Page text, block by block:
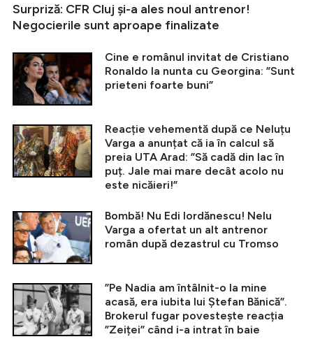
Surpriză: CFR Cluj și-a ales noul antrenor!
Negocierile sunt aproape finalizate
Cine e românul invitat de Cristiano
Ronaldo la nunta cu Georgina: ”Sunt
prieteni foarte buni”
Reacție vehementă după ce Neluțu
Varga a anunțat că ia în calcul să
preia UTA Arad: ”Să cadă din lac în
puț. Jale mai mare decât acolo nu
este nicăieri!”
Bombă! Nu Edi Iordănescu! Nelu
Varga a ofertat un alt antrenor
român după dezastrul cu Tromso
”Pe Nadia am întâlnit-o la mine
acasă, era iubita lui Ștefan Bănică”.
Brokerul fugar povestește reacția
”Zeiței” când i-a intrat în baie